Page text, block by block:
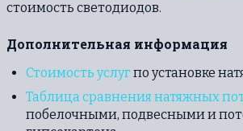
стоимость светодиодов.
Дополнительная информация
Стоимость услугпо установке
Таблица сравнения натяжных
побелочными, подвесными и